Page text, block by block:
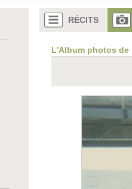
RÉCITS
L'Album photos